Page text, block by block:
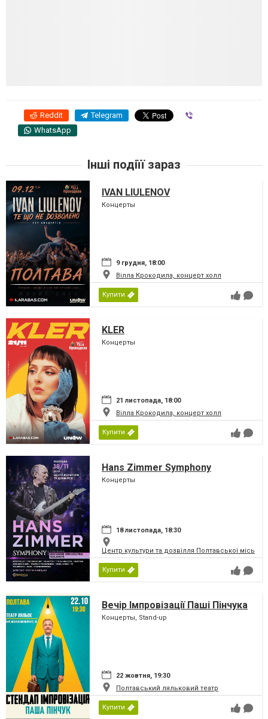
Reddit Telegram
WhatsApp
Інші подіїї зараз
IVAN LIULENOV
Концерты
9 грудня, 18:00
Вілла Крокодила, концерт холл
Купити
KLER
Концерты
21 листопада, 18:00
Вілла Крокодила, концерт холл
Купити
Hans Zimmer Symphony
Концерты
18 листопада, 18:30
Центр культури та дозвілля Полтавської
Купити
Вечір Імпровізації Паші Пінчука
Концерты, Stand-up
22 жовтня, 19:30
Полтавський ляльковий театр
Купити